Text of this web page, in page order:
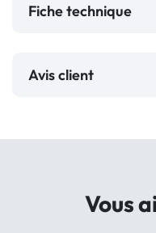
Fiche technique
Avis client
Vous